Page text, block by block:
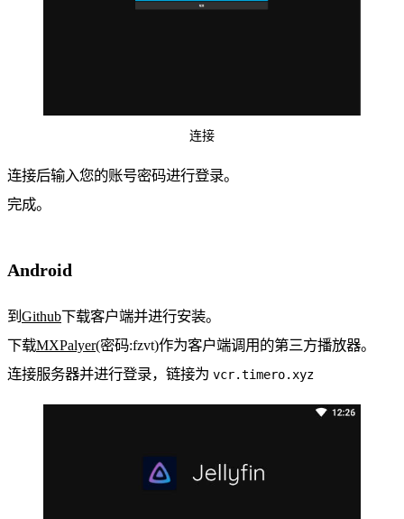
连接
连接后输入您的账号密码进行登录。
完成。
Android
到 Github下载客户端并进行安装。
下载MXPalyer(密码:fzvt)作为客户端调用的第三方播放器。
连接服务器并进行登录，链接为 vcr.timero.xyz